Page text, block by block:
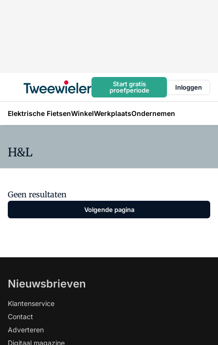
Start gratis
proefperiode
Inloggen
Elektrische FietsenWinkelWerkplaatsOndernemen
H&L
Geen resultaten
Volgende pagina
Nieuwsbrieven
Klantenservice
Contact
Adverteren
Digitaal magazine